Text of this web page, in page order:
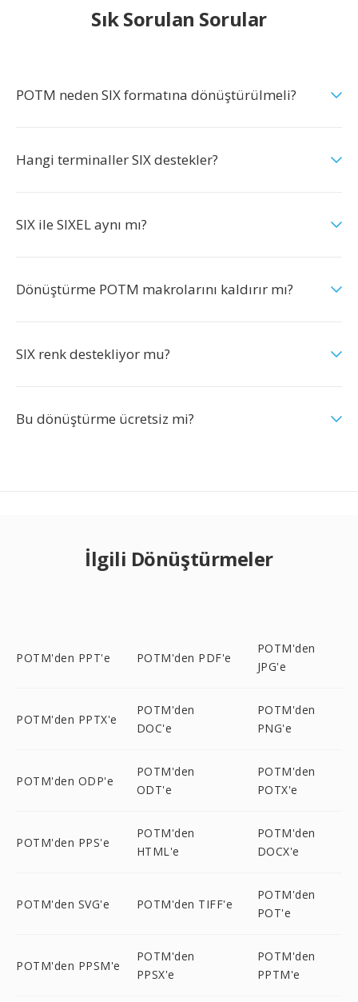
Sık Sorulan Sorular
POTM neden SIX formatına dönüştürülmeli?
Hangi terminaller SIX destekler?
SIX ile SIXEL aynı mı?
Dönüştürme POTM makrolarını kaldırır mı?
SIX renk destekliyor mu?
Bu dönüştürme ücretsiz mi?
İlgili Dönüştürmeler
POTM'den PPT'e POTM'den PDF'e
POTM'den
JPG'e
POTM'den PPTX'e
POTM'den
DOC'e
POTM'den
PNG'e
POTM'den ODP'e
POTM'den
ODT'e
POTM'den
POTX'e
POTM'den PPS'e
POTM'den
HTML'e
POTM'den
DOCX'e
POTM'den SVG'e POTM'den TIFF'e
POTM'den
POT'e
POTM'den PPSM'e
POTM'den
PPSX'e
POTM'den
PPTM'e